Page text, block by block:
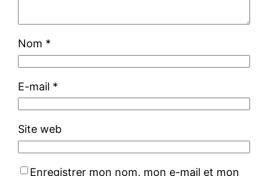
Nom *
E-mail *
Site web
Enregistrer mon nom, mon e-mail et mon